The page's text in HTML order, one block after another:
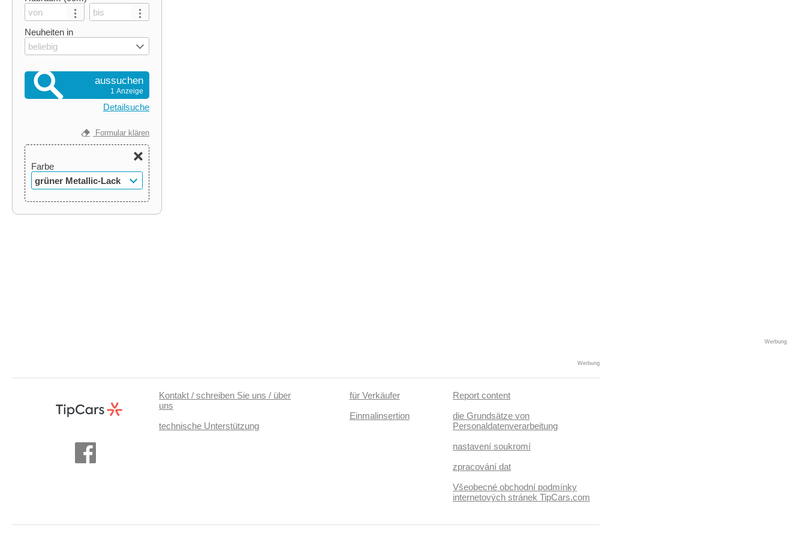
Neuheiten in
beliebig
aussuchen
1 Anzeige
Detailsuche
Formular klären
Farbe
grüner Metallic-Lack
Werbung
Werbung
Kontakt / schreiben Sie uns / über
uns
technische Unterstützung
für Verkäufer
Einmalinsertion
Report content
die Grundsätze von
Personaldatenverarbeitung
nastavení soukromí
zpracování dat
Všeobecné obchodní podmínky
internetových stránek TipCars.com